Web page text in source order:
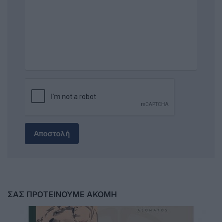
Αποστολή
ΣΑΣ ΠΡΟΤΕΙΝΟΥΜΕ ΑΚΟΜΗ